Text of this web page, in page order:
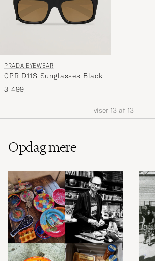
PRADA EYEWEAR
0PR D11S Sunglasses Black
3 499,-
viser 13 af 13
Opdag mere